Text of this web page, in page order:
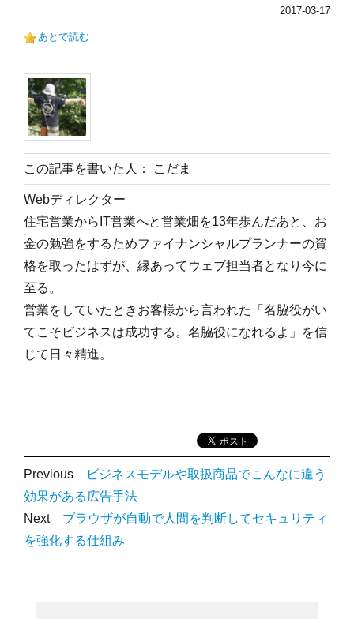
2017-03-17
あとで読む
この記事を書いた人： こだま
Webディレクター
住宅営業からIT営業へと営業畑を13年歩んだあと、お
金の勉強をするためファイナンシャルプランナーの資
格を取ったはずが、縁あってウェブ担当者となり今に
至る。
営業をしていたときお客様から言われた「名脇役がい
てこそビジネスは成功する。名脇役になれるよ」を信
じて日々精進。
Previous
ビジネスモデルや取扱商品でこんなに違う
効果がある広告手法
Next ブラウザが自動で人間を判断してセキュリティ
を強化する仕組み